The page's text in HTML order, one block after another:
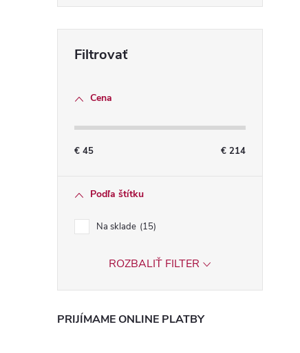
Cena
€ 45 € 214
Podľa štítku
Na sklade 15
ROZBALIŤ FILTER
PRIJÍMAME ONLINE PLATBY